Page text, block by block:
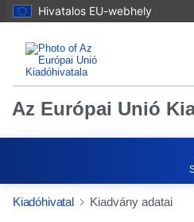
Hivatalos EU-webhely
Az Európai Unió
Kiadóhivatal Kiadvány adatai